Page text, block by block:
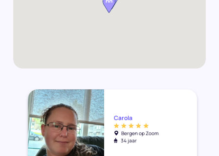
Carola
Bergen op Zoom
34 jaar